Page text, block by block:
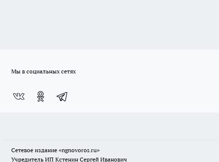
Мы в социальных сетях
Сетевое издание «ngnovoros.ru»
Учредитель ИП Кстенин Сергей Иванович